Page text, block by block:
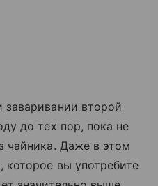
второй
до тех пор, пока не
чайника. Даже в этом
которое вы употребите